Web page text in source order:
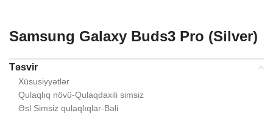
Samsung Galaxy Buds3 Pro (Silver)
Təsvir
Xüsusiyyətlər
Qulaqlıq növü-Qulaqdaxili simsiz
Əsl Simsiz qulaqlıqlar-Bəli